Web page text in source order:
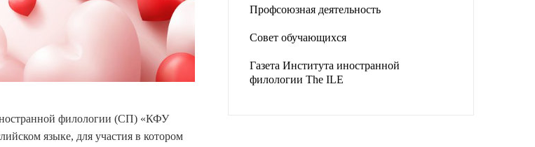
филологии (СП) «КФУ
языке, для участия в котором
Профсоюзная деятельность
Совет обучающихся
Газета Института иностранной
филологии The ILE